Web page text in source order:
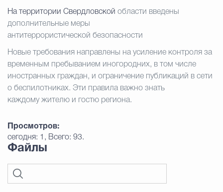
Гостям Городского
На территории Свердловской области введены
дополнительные меры
антитеррористической безопасности
Новые требования направлены на усиление контроля за
временным пребыванием иногородних, в том числе
иностранных граждан, и ограничение публикаций в сети
о беспилотниках. Эти правила важно знать
каждому жителю и гостю региона.
Просмотров:
сегодня: 1, Всего: 93.
Файлы